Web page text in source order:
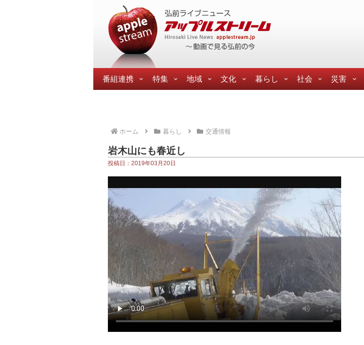
番組連携 特集 地域 文化 暮らし 社会 災害
ホーム 暮らし 交通情報
岩木山にも春近し
投稿日：2019年03月20日